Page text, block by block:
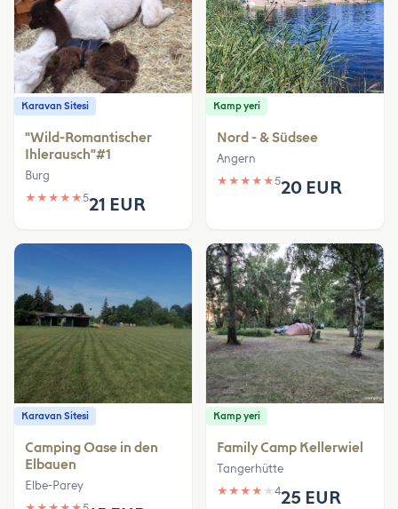
Karavan Sitesi
"Wild-Romantischer
Ihlerausch"#1
Burg
★ ★ ★ ★ ★521 EUR
Kamp yeri
Nord - & Südsee
Angern
★ ★ ★ ★ ★520 EUR
Karavan Sitesi
Camping Oase in den
Elbauen
Elbe-Parey
Kamp yeri
Family Camp Kellerwiel
Tangerhütte
★ ★ ★ ★ ★ 425 EUR